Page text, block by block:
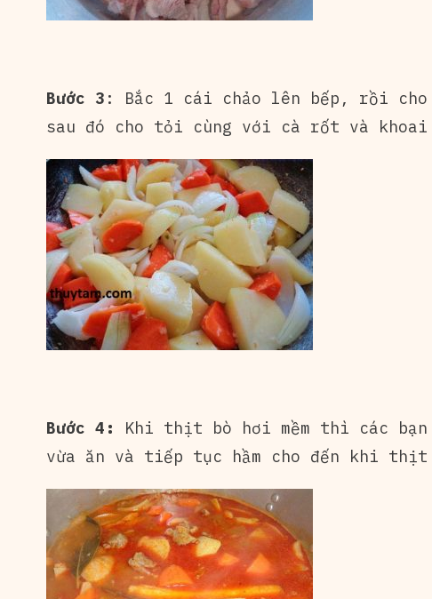
Bước 3 : Bắc 1 cái chảo lên bếp, rồi cho
sau đó cho tỏi cùng với cà rốt và khoai
Bước 4:
Khi thịt bò hơi mềm thì các
vừa ăn và tiếp tục hầm cho đến khi